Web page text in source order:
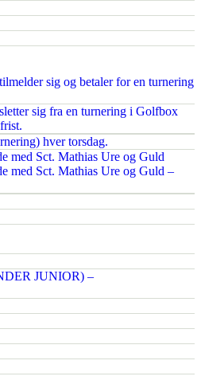
sig og betaler for en turnering
sig fra en turnering i Golfbox
hver torsdag.
med Sct. Mathias Ure og Guld
med Sct. Mathias Ure og Guld –
JUNIOR) –